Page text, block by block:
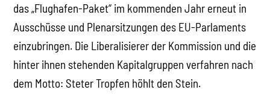
das „Flughafen-Paket“ im kommenden Jahr erneut in
Ausschüsse und Plenarsitzungen des EU-Parlaments
einzubringen. Die Liberalisierer der Kommission und die
hinter ihnen stehenden Kapitalgruppen verfahren nach
dem Motto: Steter Tropfen höhlt den Stein.